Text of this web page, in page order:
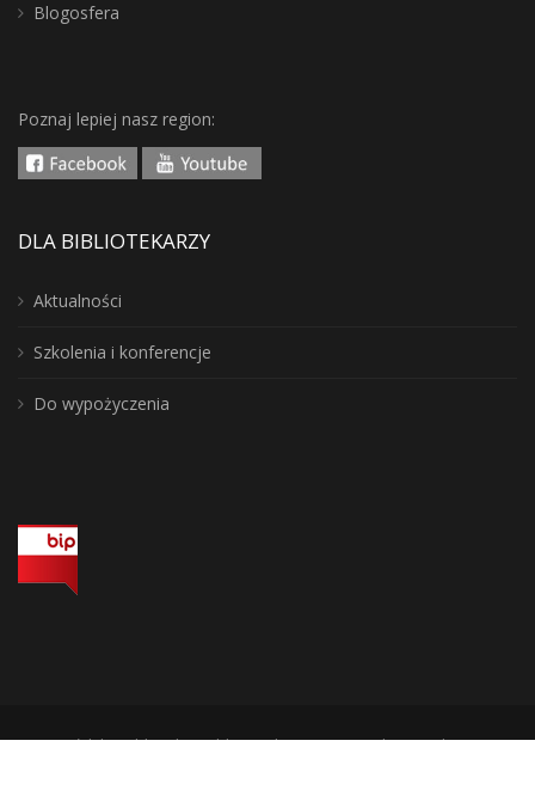
Blogosfera
Poznaj lepiej nasz region:
DLA BIBLIOTEKARZY
Aktualności
Szkolenia i konferencje
Do wypożyczenia
Wojewódzka Biblioteka Publiczna, biuro: 10-117 Olsztyn, ul. 1 Maja 5